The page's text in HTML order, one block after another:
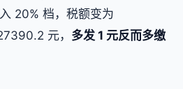
20% 档，税额变为
元， 多发 1 元反而多缴